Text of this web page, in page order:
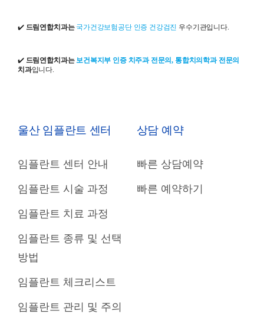
✔️ 드림연합치과는 국가건강보험공단 인증 건강검진 우수기관입니다.
✔️ 드림연합치과는보건복지부 인증 치주과 전문의, 통합치의학과 전문의
치과입니다.
울산 임플란트 센터
임플란트 센터 안내
임플란트 시술 과정
임플란트 치료 과정
임플란트 종류 및 선택
방법
임플란트 체크리스트
임플란트 관리 및 주의
상담 예약
빠른 상담예약
빠른 예약하기